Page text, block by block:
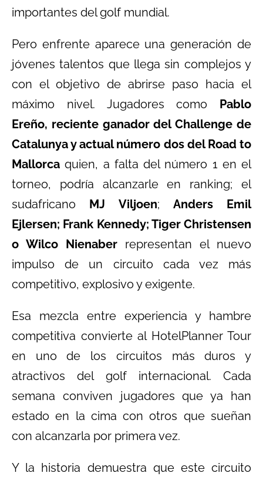
importantes del golf mundial.
Pero enfrente aparece una generación de
jóvenes talentos que llega sin complejos y
con el objetivo de abrirse paso hacia el
máximo nivel. Jugadores como Pablo
Ereño, reciente ganador del Challenge de
Catalunya y actual número dos del Road to
Mallorca quien, a falta del número 1 en el
torneo, podría alcanzarle en ranking; el
sudafricano MJ Viljoen; Anders Emil
Ejlersen; Frank Kennedy; Tiger Christensen
o Wilco Nienaber representan el nuevo
impulso de un circuito cada vez más
competitivo, explosivo y exigente.
Esa mezcla entre experiencia y hambre
competitiva convierte al HotelPlanner Tour
en uno de los circuitos más duros y
atractivos del golf internacional. Cada
semana conviven jugadores que ya han
estado en la cima con otros que sueñan
con alcanzarla por primera vez.
Y la historia demuestra que este circuito